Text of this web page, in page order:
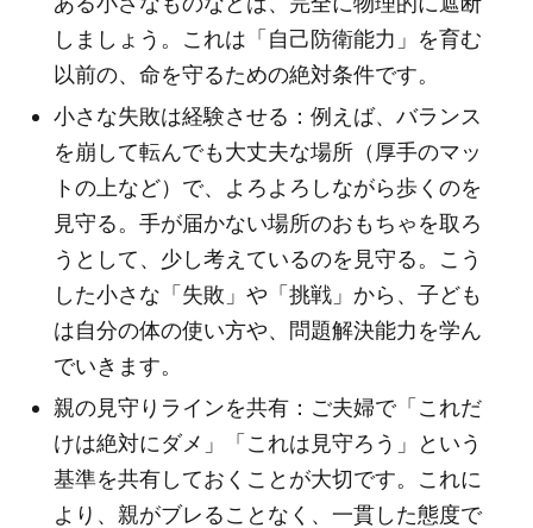
しましょう。これは「自己防衛能力」を育む
以前の、命を守るための絶対条件です。
小さな失敗は経験させる：例えば、バランス
を崩して転んでも大丈夫な場所（厚手のマッ
トの上など）で、よろよろしながら歩くのを
見守る。手が届かない場所のおもちゃを取ろ
うとして、少し考えているのを見守る。こう
した小さな「失敗」や「挑戦」から、子ども
は自分の体の使い方や、問題解決能力を学ん
でいきます。
親の見守りラインを共有：ご夫婦で「これだ
けは絶対にダメ」「これは見守ろう」という
基準を共有しておくことが大切です。これに
より、親がブレることなく、一貫した態度で